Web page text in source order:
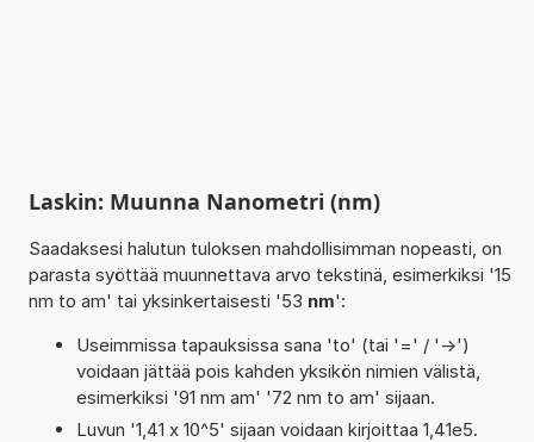
Laskin: Muunna Nanometri (nm)
Saadaksesi halutun tuloksen mahdollisimman nopeasti, on
parasta syöttää muunnettava arvo tekstinä, esimerkiksi '15
nm to am' tai yksinkertaisesti '53 nm':
Useimmissa tapauksissa sana 'to' (tai '=' / '->')
voidaan jättää pois kahden yksikön nimien välistä,
esimerkiksi '91 nm am' '72 nm to am' sijaan.
Luvun '1,41 x 10^5' sijaan voidaan kirjoittaa 1,41e5.